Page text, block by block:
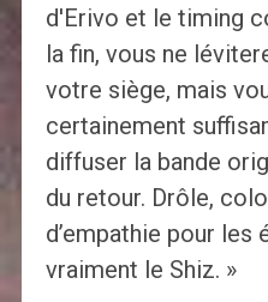
d'Erivo et le timing
la fin, vous ne
votre siège, mais
certainement
diffuser la bande
du retour. Drôle,
d’empathie pour les
vraiment le Shiz. »